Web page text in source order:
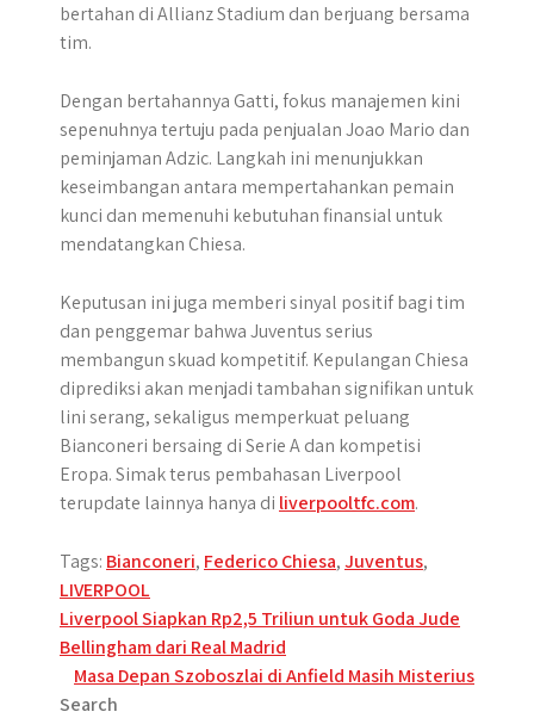
bertahan di Allianz Stadium dan berjuang bersama
tim.
Dengan bertahannya Gatti, fokus manajemen kini
sepenuhnya tertuju pada penjualan Joao Mario dan
peminjaman Adzic. Langkah ini menunjukkan
keseimbangan antara mempertahankan pemain
kunci dan memenuhi kebutuhan finansial untuk
mendatangkan Chiesa.
Keputusan ini juga memberi sinyal positif bagi tim
dan penggemar bahwa Juventus serius
membangun skuad kompetitif. Kepulangan Chiesa
diprediksi akan menjadi tambahan signifikan untuk
lini serang, sekaligus memperkuat peluang
Bianconeri bersaing di Serie A dan kompetisi
Eropa. Simak terus pembahasan Liverpool
terupdate lainnya hanya di liverpooltfc.com.
Tags: Bianconeri, Federico Chiesa,Juventus,
LIVERPOOL
Post
navigation
Liverpool Siapkan Rp2,5 Triliun untuk Goda Jude
Bellingham dari Real Madrid
Masa Depan Szoboszlai di Anfield Masih Misterius
Search